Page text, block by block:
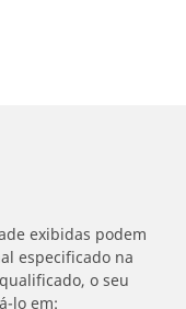
exibidas podem
especificado na
o seu
lo em: